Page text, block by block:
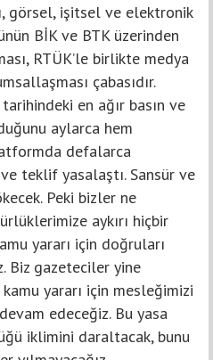
görsel, işitsel ve elektronik
BİK ve BTK üzerinden
RTÜK’le birlikte medya
çabasıdır.
en ağır basın ve
aylarca hem
defalarca
teklif yasalaştı. Sansür ve
Peki bizler ne
aykırı hiçbir
yararı için doğruları
Biz gazeteciler yine
yararı için mesleğimizi
edeceğiz. Bu yasa
iklimini daraltacak, bunu